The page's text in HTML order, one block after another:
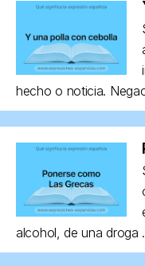
hecho o noticia.
alcohol, de una droga